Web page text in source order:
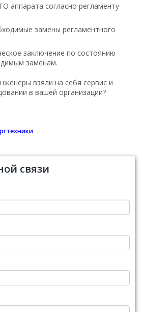
аппарата согласно регламенту
замены регламентного
заключение по состоянию
заменам.
взяли на себя сервис и
в вашей организации?
связи